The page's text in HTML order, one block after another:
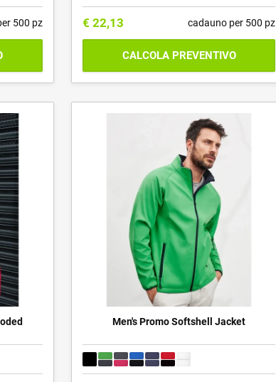
500 pz € 22,13 cadauno per 500 pz
CALCOLA PREVENTIVO
Men's Promo Softshell Jacket